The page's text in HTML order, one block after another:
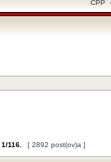
ČPP
1/116 [ 2892 post(ov)a ]